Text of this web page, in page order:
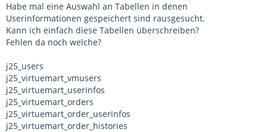
Habe mal eine Auswahl an Tabellen in denen
Userinformationen gespeichert sind rausgesucht.
Kann ich einfach diese Tabellen überschreiben?
Fehlen da noch welche?
j25_users
j25_virtuemart_vmusers
j25_virtuemart_userinfos
j25_virtuemart_orders
j25_virtuemart_order_userinfos
j25_virtuemart_order_histories